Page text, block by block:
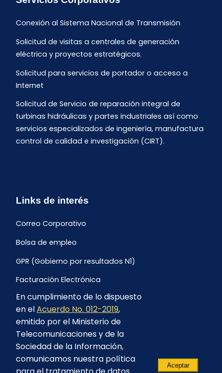
Conexión al Sistema Nacional de Transmisión
Solicitud de visitas a centrales de generación
eléctrica y proyectos estratégicos.
Solicitud para servicios de portador o acceso a
Internet
Solicitud de Servicio de reparación integral de
turbinas hidráulicas y partes industriales así como
servicios especializados de ingeniería, manufactura
control de calidad e investigación (CIRT).
Links de interés
Correo Corporativo
Bolsa de empleo
GPR (Gobierno por resultados N1)
Facturación Electrónica
Archivo Histórico de Facturación
Portal Ambiental y Social
Proyecto Geotérmico Chachimbiro
Contratación consultoría mediante “Lista Corta”
En cumplimiento de lo dispuesto
en elAcuerdo No. 012-2019,
emitido por el Ministerio de
Telecomunicaciones y de la
Sociedad de la Información,
comunicamos nuestra política
Aceptar